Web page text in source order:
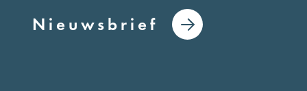
Nieuwsbrief